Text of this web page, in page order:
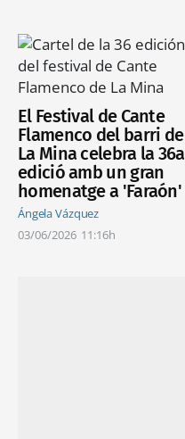
El Festival de Cante
Flamenco del barri de
La Mina celebra la 36a
edició amb un gran
homenatge a 'Faraón'
Ángela Vázquez
03/06/2026 11:16h